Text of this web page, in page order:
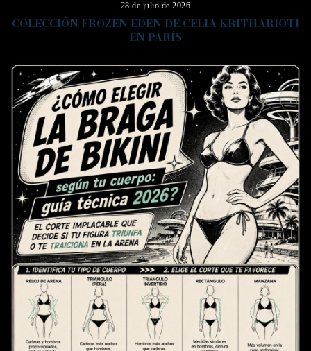
28 de julio de 2026
COLECCIÓN FROZEN EDEN DE CELIA KRITHARIOTI
EN PARÍS